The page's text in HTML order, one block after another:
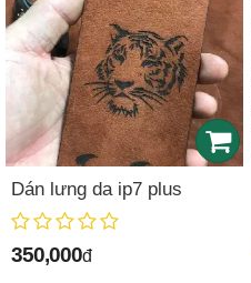
Dán lưng da ip7 plus
350,000đ